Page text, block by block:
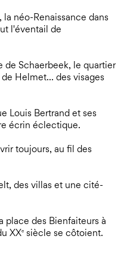
néo-Renaissance dans
l'éventail de
de Schaerbeek, le quartier
Helmet... des visages
Louis Bertrand et ses
écrin éclectique.
toujours, au fil des
des villas et une cité-
place des Bienfaiteurs à
XXe siècle se côtoient.